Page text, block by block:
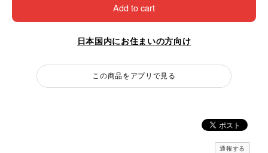
Add to cart
日本国内にお住まいの方向け
この商品をアプリで見る
通報する